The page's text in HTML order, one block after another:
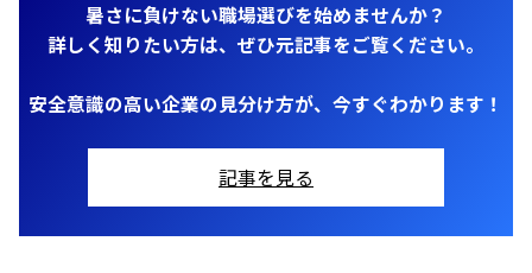
暑さに負けない職場選びを始めませんか？
詳しく知りたい方は、ぜひ元記事をご覧ください。
安全意識の高い企業の見分け方が、今すぐわかります！
記事を見る